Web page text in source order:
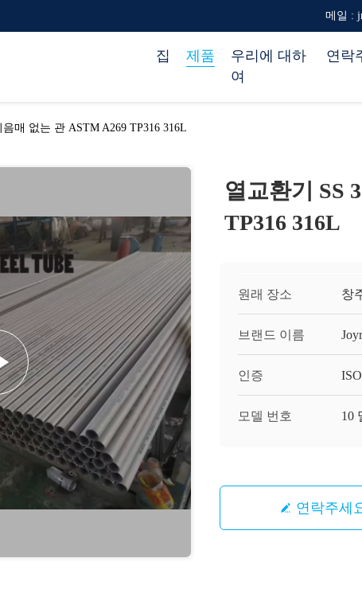
메일 :
집 제품
우리에 대하
여
연락
음매 없는 관 ASTM A269 TP316 316L
열교환기 SS
TP316 316L
원래 장소 창
브랜드 이름
인증
모델 번호 10
연락주세